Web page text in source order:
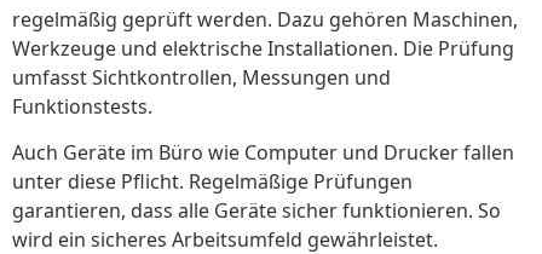
regelmäßig geprüft werden. Dazu gehören Maschinen,
Werkzeuge und elektrische Installationen. Die Prüfung
umfasst Sichtkontrollen, Messungen und
Funktionstests.
Auch Geräte im Büro wie Computer und Drucker fallen
unter diese Pflicht. Regelmäßige Prüfungen
garantieren, dass alle Geräte sicher funktionieren. So
wird ein sicheres Arbeitsumfeld gewährleistet.